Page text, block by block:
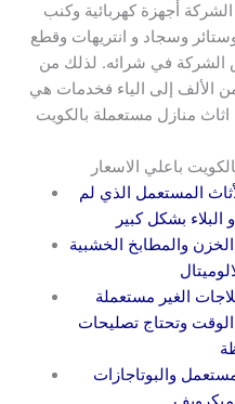
أجهزة كهربائية وكنب
وسجاد و انتريهات وقطع
الشركة في شرائه. لذلك من
الألف إلى الياء فخدمات هي
باعلي الاسعار
المستعمل الذي لم
والمطابخ الخشبية
الغير مستعملة
وتحتاج تصليحات
والبوتاجازات